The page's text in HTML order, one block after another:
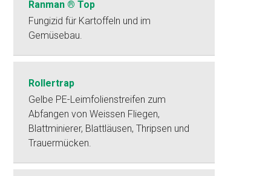
Ranman ® Top
Fungizid für Kartoffeln und im
Gemüsebau.
Rollertrap
Gelbe PE-Leimfolienstreifen zum
Abfangen von Weissen Fliegen,
Blattminierer, Blattläusen, Thripsen und
Trauermücken.